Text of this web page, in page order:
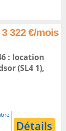
3 322 €/mois
: location
(SL4 1),
Détails